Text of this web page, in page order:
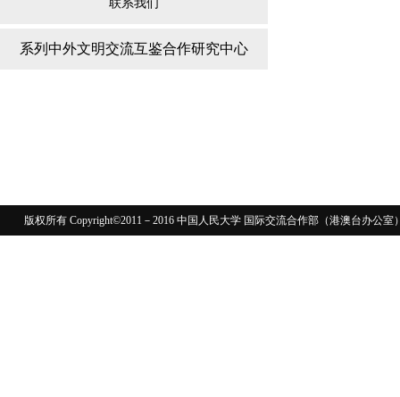
联系我们
系列中外文明交流互鉴合作研究中心
版权所有 Copyright©2011－2016 中国人民大学 国际交流合作部（港澳台办